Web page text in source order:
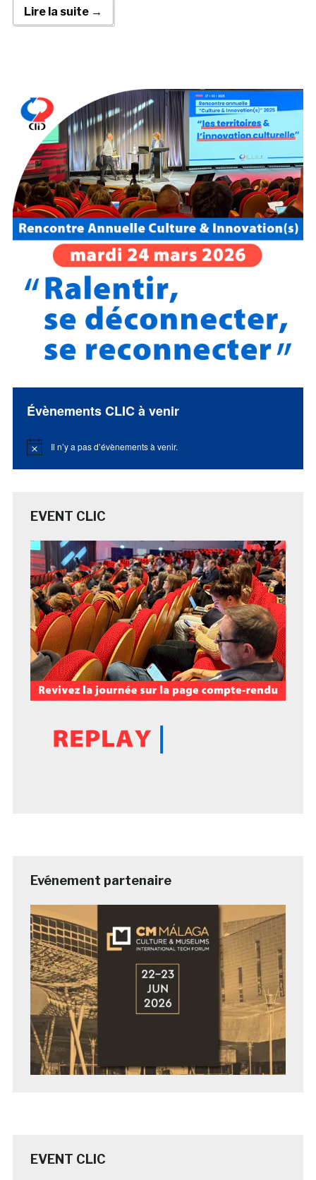
Lire la suite →
Évènements CLIC à venir
Notice Il n’y a pas d’évènements à venir.
EVENT CLIC
Evénement partenaire
EVENT CLIC